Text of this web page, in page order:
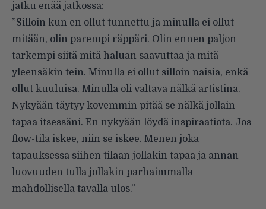
jatku enää jatkossa:
”Silloin kun en ollut tunnettu ja minulla ei ollut
mitään, olin parempi räppäri. Olin ennen paljon
tarkempi siitä mitä haluan saavuttaa ja mitä
yleensäkin tein. Minulla ei ollut silloin naisia, enkä
ollut kuuluisa. Minulla oli valtava nälkä artistina.
Nykyään täytyy kovemmin pitää se nälkä jollain
tapaa itsessäni. En nykyään löydä inspiraatiota. Jos
flow-tila iskee, niin se iskee. Menen joka
tapauksessa siihen tilaan jollakin tapaa ja annan
luovuuden tulla jollakin parhaimmalla
mahdollisella tavalla ulos.”